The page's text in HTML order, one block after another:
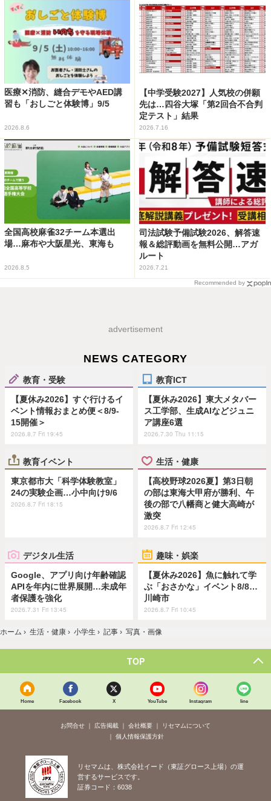
医療✕消防、縫合デモやAED講
習も「おしごと体験博」9/5
2026.8.6
【中学受験2027】人気校の併願
先は…四谷大塚「第2回合不合判
定テスト」結果
2026.7.16
全国高校麻雀32チーム本選出
場…麻布や大阪星光、東海も
2026.8.5
司法試験予備試験2026、解答速
報＆総評動画を無料公開…アガ
ルート
2026.7.21
Recommended by
advertisement
NEWS CATEGORY
教育・受験
【夏休み2026】すぐ行けるイ
ベント情報おまとめ便＜8/9-
15開催＞
2026.8.7 Fri 19:45
教育ICT
【夏休み2026】東大メタバー
ス工学部、生成AIなどジュニ
ア講座6選
2026.7.30 Thu 11:15
教育イベント
東京都市大「科学体験教室」
24の実験企画…小中向け9/6
2026.8.7 Fri 18:15
生活・健康
【高校野球2026夏】第3日朝
の部は東海大甲府が勝利、午
後の部で八幡商と健大高崎が
激突
2026.8.7 Fri 12:45
デジタル生活
Google、アプリ向け年齢確認
APIを年内に世界展開…未成年
者保護を強化
2026.7.31 Fri 13:45
趣味・娯楽
【夏休み2026】魚に触れて学
ぶ「おさかな」イベント8/8…
川崎市
2026.8.7 Fri 10:45
ホーム › 生活・健康 › 小学生 › 記事 › 写真・画像
TOP
Home Facebook X YouTube Instagram line
お問合せ 広告掲載 会社概要
リセマムについて
個人情報保護方針
リセマムは、株式会社イード（東証グロース上場）の運
営するサービスです。
証券コード：6038